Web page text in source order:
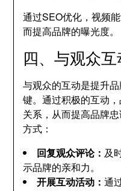
通过SEO优化，视频
而提高品牌的曝光度。
四、与观众
与观众的互动是提升
键。通过积极的互动
关系，从而提高品牌
方式：
回复观众评论： 及
示品牌的亲和力。
开展互动活动：通